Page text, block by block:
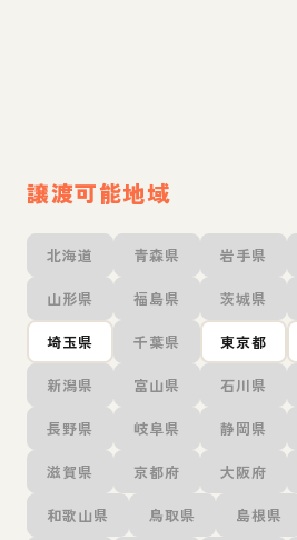
譲渡可能地域
北海道 青森県 岩手県
山形県 福島県 茨城県
埼玉県 千葉県 東京都
新潟県 富山県 石川県
長野県 岐阜県 静岡県
滋賀県 京都府 大阪府
和歌山県 鳥取県 島根県